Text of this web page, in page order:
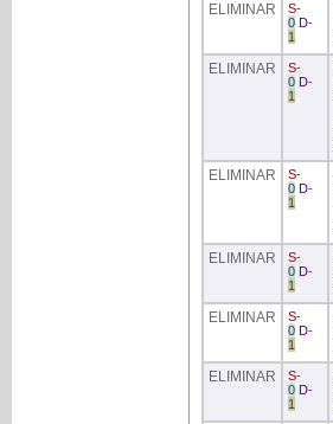
ELIMINAR S-
0 D-
1
ELIMINAR S-
0 D-
1
ELIMINAR S-
0 D-
1
ELIMINAR S-
0 D-
1
ELIMINAR S-
0 D-
1
ELIMINAR S-
0 D-
1